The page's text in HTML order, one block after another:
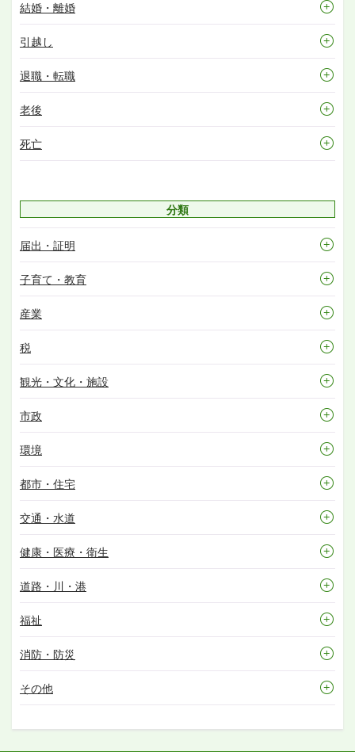
結婚・離婚
引越し
退職・転職
老後
死亡
分類
届出・証明
子育て・教育
産業
税
観光・文化・施設
市政
環境
都市・住宅
交通・水道
健康・医療・衛生
道路・川・港
福祉
消防・防災
その他